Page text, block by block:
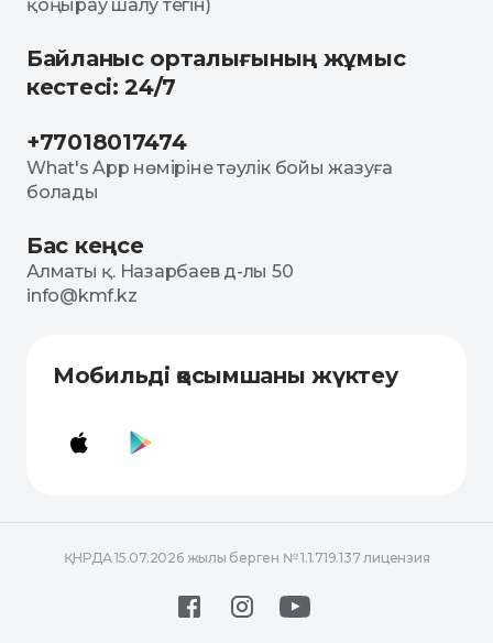
қоңырау шалу тегін)
Байланыс орталығының жұмыс
кестесі: 24/7
+77018017474
What's App нөміріне тәулік бойы жазуға
болады
Бас кеңсе
Алматы қ. Назарбаев д-лы 50
info@kmf.kz
Мобильді қосымшаны жүктеу
ҚНРДА 15.07.2026 жылы берген № 1.1.719.137 лицензия